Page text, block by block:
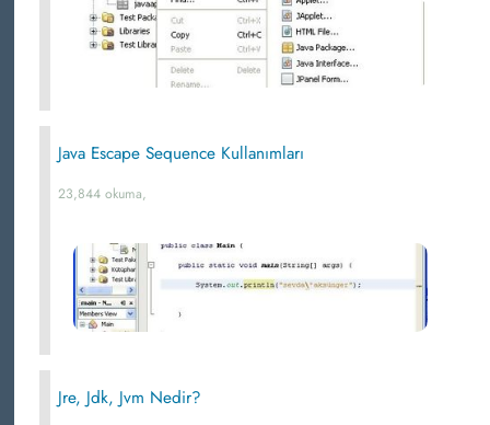
Java Escape Sequence Kullanımları
23,844 okuma,
Jre, Jdk, Jvm Nedir?